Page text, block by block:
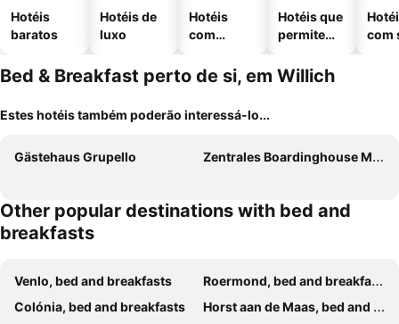
Hotéis
baratos
Hotéis de
luxo
Hotéis
com
Hotéis que
permitem
com
Bed & Breakfast perto de si, em Willich
Estes hotéis também poderão interessá-lo...
Gästehaus Grupello Zentrales Boardinghouse MG Rheydt
Other popular destinations with bed and
breakfasts
Venlo, bed and breakfasts
Roermond, bed and breakfasts
Colónia, bed and breakfasts
Horst aan de Maas, bed and breakfasts